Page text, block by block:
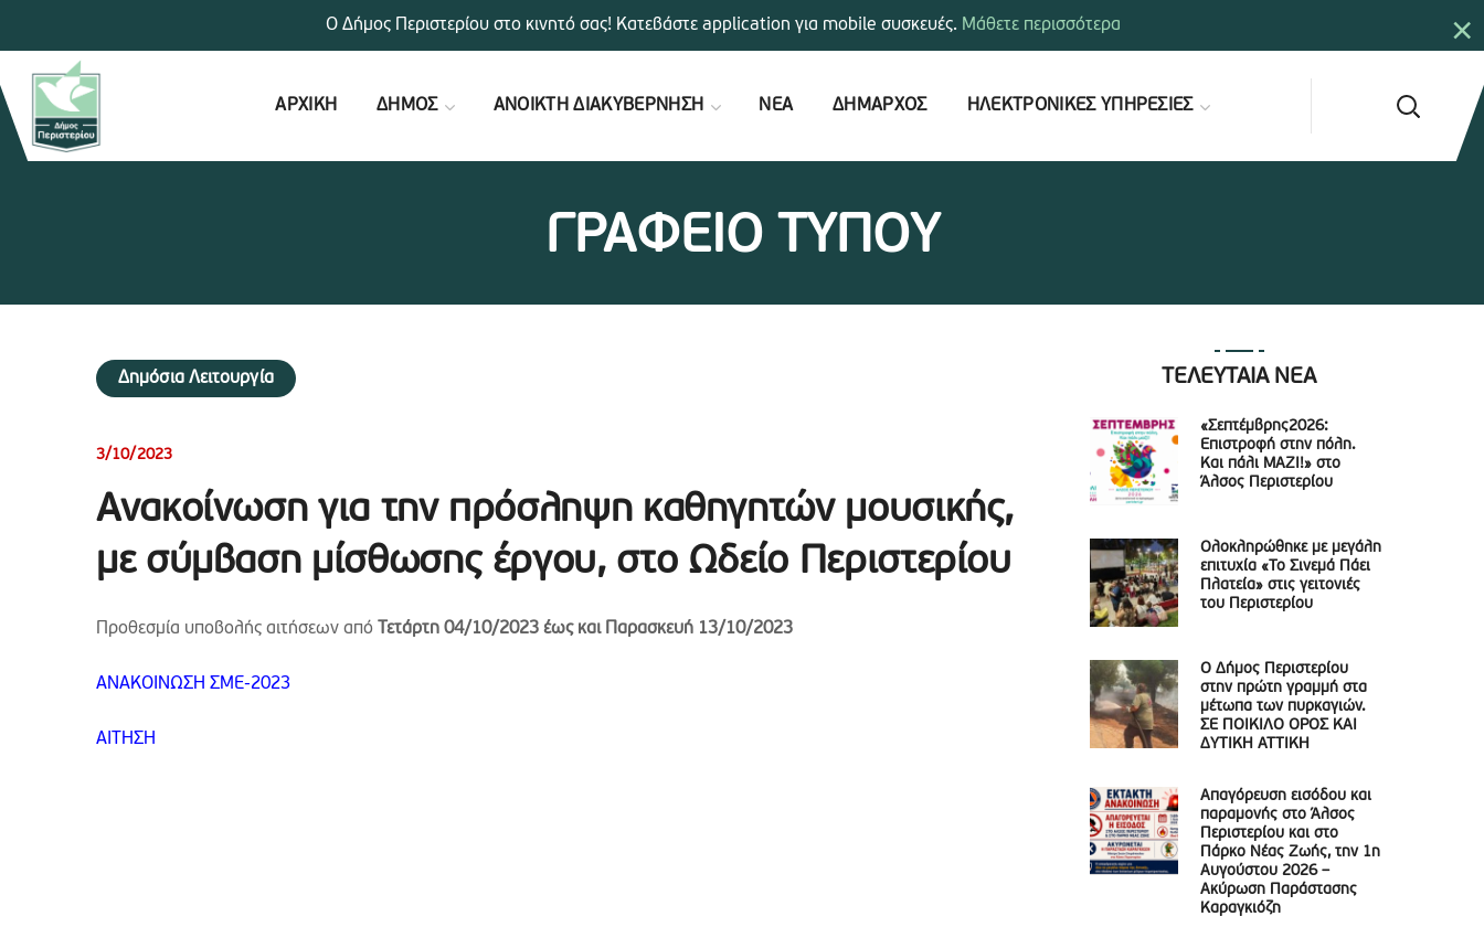
ΑΡΧΙΚΗ ΔΗΜΟΣ ΑΝΟΙΚΤΗ ΔΙΑΚΥΒΕΡΝΗΣΗ ΝΕΑ ΔΗΜΑΡΧΟΣ ΗΛΕΚΤΡΟΝΙΚΕΣ ΥΠΗΡΕΣΙΕΣ
ΓΡΑΦΕΙΟ ΤΥΠΟΥ
Δημόσια Λειτουργία
3/10/2023
Ανακοίνωση για την πρόσληψη καθηγητών μουσικής,
με σύμβαση μίσθωσης έργου, στο Ωδείο Περιστερίου
Προθεσμία υποβολής αιτήσεων από Τετάρτη 04/10/2023 έως και Παρασκευή 13/10/2023
ΑΝΑΚΟΙΝΩΣΗ ΣΜΕ-2023
ΑΙΤΗΣΗ
ΤΕΛΕΥΤΑΙΑ ΝΕΑ
«Σεπτέμβρης2026:
Επιστροφή στην πόλη.
Και πάλι ΜΑΖΙ!» στο
Άλσος Περιστερίου
Ολοκληρώθηκε με μεγάλη
επιτυχία «Το Σινεμά Πάει
Πλατεία» στις γειτονιές
του Περιστερίου
Ο Δήμος Περιστερίου
στην πρώτη γραμμή στα
μέτωπα των πυρκαγιών.
ΣΕ ΠΟΙΚΙΛΟ ΟΡΟΣ ΚΑΙ
ΔΥΤΙΚΗ ΑΤΤΙΚΗ
Απαγόρευση εισόδου και
παραμονής στο Άλσος
Περιστερίου και στο
Πάρκο Νέας Ζωής, την 1η
Αυγούστου 2026 –
Ακύρωση Παράστασης
Καραγκιόζη
×
Ο Δήμος Περιστερίου στο κινητό σας! Κατεβάστε application για mobile συσκευές. Μάθετε περισσότερα